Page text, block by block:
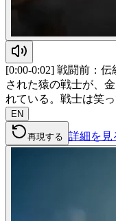
[0:00-0:02] 戦闘前：
された猿の戦士が、
れている。戦士は笑
EN
再現する 詳細を見